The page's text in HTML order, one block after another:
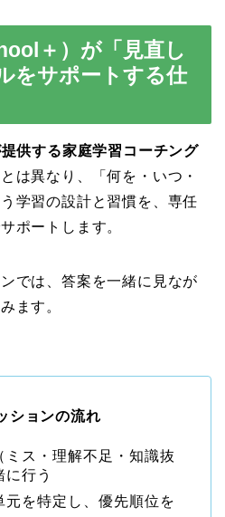
＋）が「見直し
をサポートする仕
供する家庭学習コーチング
は異なり、「何を・いつ・
学習の設計と習慣を、専任
ポートします。
では、答案を一緒に見なが
ます。
ションの流れ
ミス・理解不足・知識抜
に行う
元を特定し、優先順位を